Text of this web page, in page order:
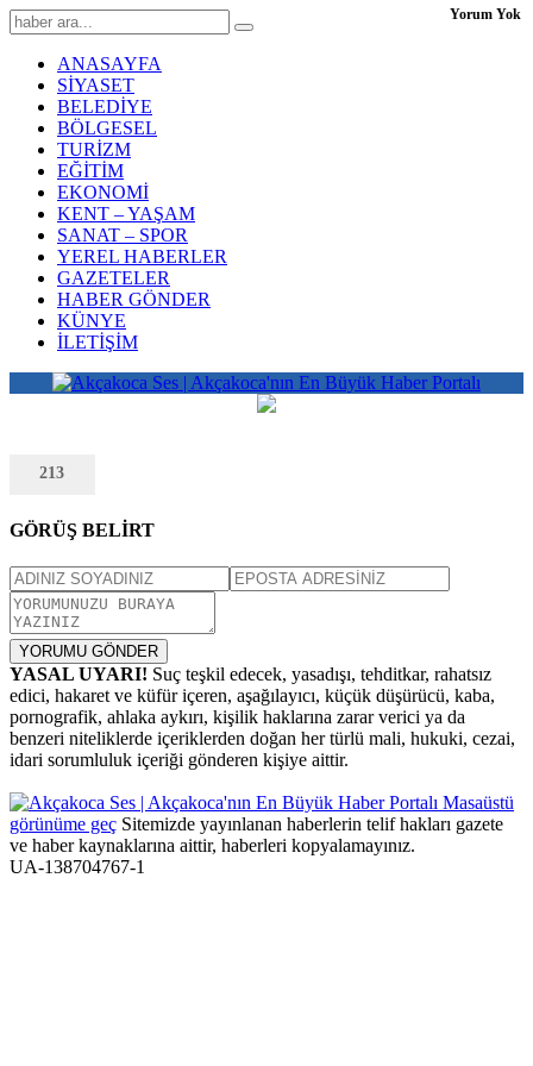
ANASAYFA
SİYASET
BELEDİYE
BÖLGESEL
TURİZM
EĞİTİM
EKONOMİ
KENT – YAŞAM
SANAT – SPOR
YEREL HABERLER
GAZETELER
HABER GÖNDER
KÜNYE
İLETİŞİM
213
GÖRÜŞ BELİRT
Yorum Yok
YORUMU GÖNDER
YASAL UYARI! Suç teşkil edecek, yasadışı, tehditkar, rahatsız
edici, hakaret ve küfür içeren, aşağılayıcı, küçük düşürücü, kaba,
pornografik, ahlaka aykırı, kişilik haklarına zarar verici ya da
benzeri niteliklerde içeriklerden doğan her türlü mali, hukuki, cezai,
idari sorumluluk içeriği gönderen kişiye aittir.
Masaüstü
görünüme geç Sitemizde yayınlanan haberlerin telif hakları gazete
ve haber kaynaklarına aittir, haberleri kopyalamayınız.
UA-138704767-1